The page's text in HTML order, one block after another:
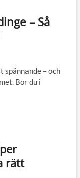
– Så
– och
Bor du i
rätt